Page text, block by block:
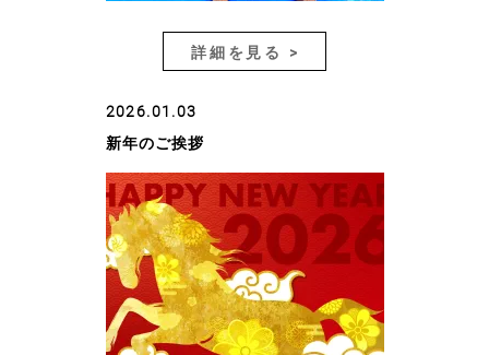
詳細を見る >
2026.01.03
新年のご挨拶